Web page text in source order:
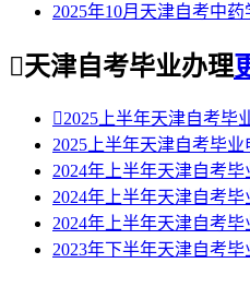
2025年10月天津自考中药
天津自考毕业办理
2025上半年天津自考毕
2025上半年天津自考毕业
2024年上半年天津自考
2024年上半年天津自考毕
2024年上半年天津自考毕
2023年下半年天津自考毕